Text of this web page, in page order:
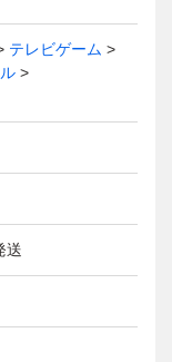
テレビゲーム
送